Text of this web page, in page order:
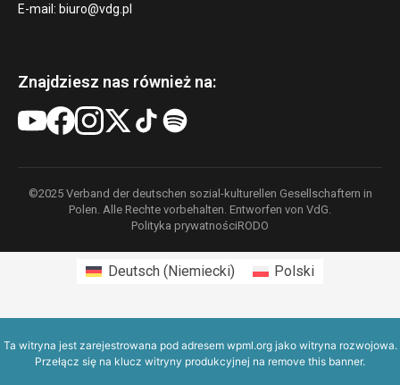
E-mail: biuro@vdg.pl
Znajdziesz nas również na:
©2025 Verband der deutschen sozial-kulturellen Gesellschaftern in
Polen. Alle Rechte vorbehalten. Entworfen von VdG.
Polityka prywatnościRODO
Deutsch(Niemiecki) Polski
Ta witryna jest zarejestrowana pod adresem wpml.orgjako witryna rozwojowa.
Przełącz się na klucz witryny produkcyjnej na remove this banner.